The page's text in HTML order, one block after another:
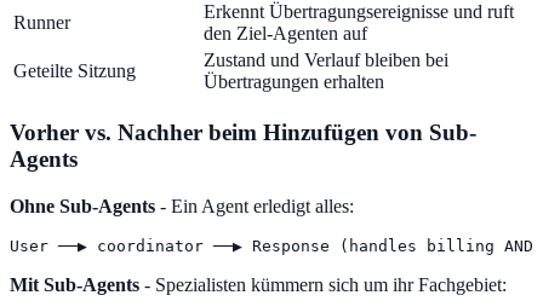
Runner
Erkennt Übertragungsereignisse und ruft
den Ziel-Agenten auf
Geteilte Sitzung
Zustand und Verlauf bleiben bei
Übertragungen erhalten
Vorher vs. Nachher beim Hinzufügen von Sub-
Agents
Ohne Sub-Agents - Ein Agent erledigt alles:
User ──▶ coordinator ──▶ Response (handles billing
Mit Sub-Agents - Spezialisten kümmern sich um ihr Fachgebiet: